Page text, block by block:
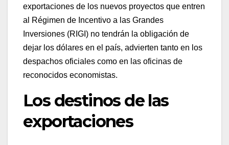
exportaciones de los nuevos proyectos que entren
al Régimen de Incentivo a las Grandes
Inversiones (RIGI) no tendrán la obligación de
dejar los dólares en el país, advierten tanto en los
despachos oficiales como en las oficinas de
reconocidos economistas.
Los destinos de las
exportaciones